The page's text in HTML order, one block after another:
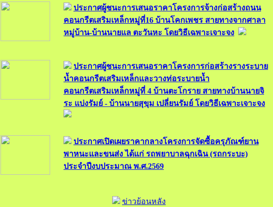
ประกาศผู้ชนะการเสนอราคาโครงการจ้างก่อสร้างถนน
คอนกรีตเสริมเหล็กหมู่ที่16 บ้านโคกเพชร สายทางจากศาลา
หมู่บ้าน-บ้านนายแล ตะวันหะ โดยวิธีเฉพาะเจาะจง
ประกาศผู้ชนะการเสนอราคาโครงการก่อสร้างรางระบาย
น้ำคอนกรีตเสริมเหล็กและวางท่อระบายน้ำ
คอนกรีตเสริมเหล็กหมู่ที่ 4 บ้านตะโกราย สายทางบ้านนายจิ
ระ แบ่งรัมย์ - บ้านนายสุขุม เปลี่ยนรัมย์ โดยวิธีเฉพาะเจาะจง
ประกาศเปิดเผยราคากลางโครงการจัดซื้อครุภัณฑ์ยาน
พาหนะและขนส่ง ได้แก่ รถพยาบาลฉุกเฉิน (รถกระบะ)
ประจำปีงบประมาณ พ.ศ.2569
ข่าวย้อนหลัง